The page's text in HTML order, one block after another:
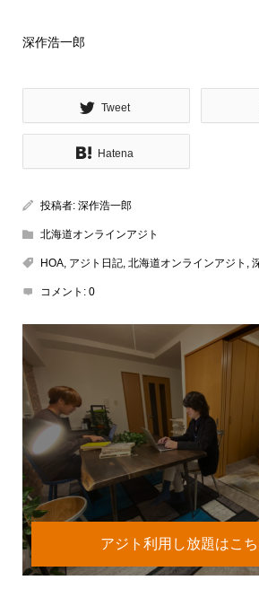
深作浩一郎
Tweet
Hatena
投稿者: 深作浩一郎
北海道オンラインアジト
HOA, アジト日記, 北海道オンラインアジト
コメント: 0
アジト利用し放題はこ